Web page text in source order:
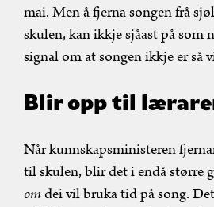
mai. Men å fjerna songen frå
skulen, kan ikkje sjåast på som
signal om at songen ikkje er så
Blir opp til
Når kunnskapsministeren
til skulen, blir det i endå større
omdei vil bruka tid på song.